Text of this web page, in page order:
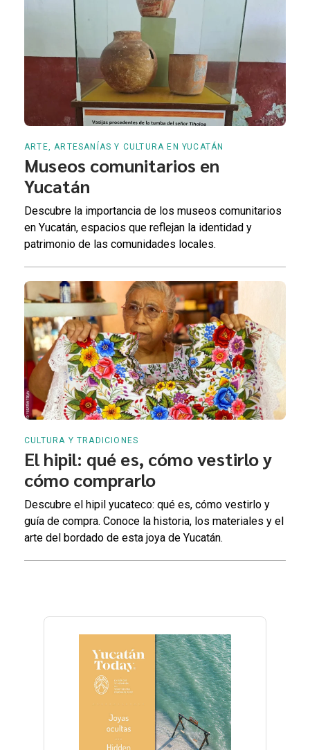
ARTE, ARTESANÍAS Y CULTURA EN YUCATÁN
Museos comunitarios en
Yucatán
Descubre la importancia de los museos comunitarios
en Yucatán, espacios que reflejan la identidad y
patrimonio de las comunidades locales.
CULTURA Y TRADICIONES
El hipil: qué es, cómo vestirlo y
cómo comprarlo
Descubre el hipil yucateco: qué es, cómo vestirlo y
guía de compra. Conoce la historia, los materiales y el
arte del bordado de esta joya de Yucatán.